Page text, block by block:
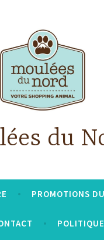
du
PROMOTIONS